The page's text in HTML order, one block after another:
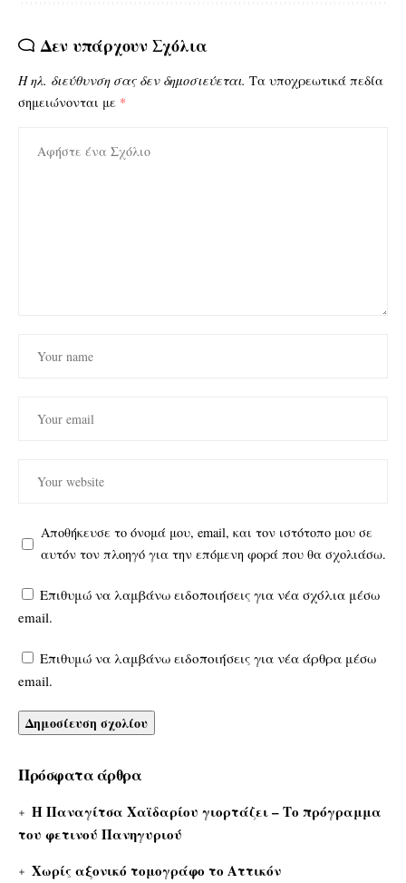
Δεν υπάρχουν Σχόλια
Η ηλ. διεύθυνση σας δεν δημοσιεύεται. Τα υποχρεωτικά πεδία
σημειώνονται με *
Αποθήκευσε το όνομά μου, email, και τον ιστότοπο μου σε
αυτόν τον πλοηγό για την επόμενη φορά που θα σχολιάσω.
Επιθυμώ να λαμβάνω ειδοποιήσεις για νέα σχόλια μέσω
email.
Επιθυμώ να λαμβάνω ειδοποιήσεις για νέα άρθρα μέσω
email.
Πρόσφατα άρθρα
Η Παναγίτσα Χαϊδαρίου γιορτάζει – Το πρόγραμμα
του φετινού Πανηγυριού
Χωρίς αξονικό τομογράφο το Αττικόν